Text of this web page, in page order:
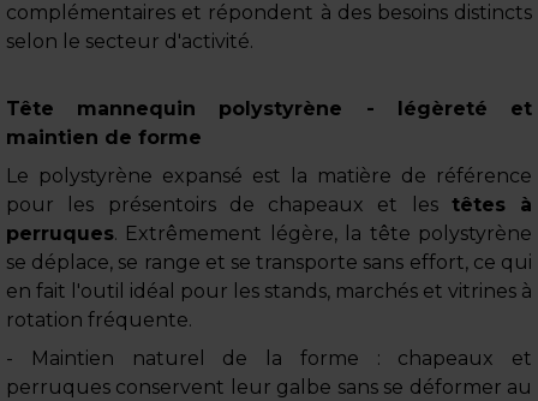
complémentaires et répondent à des besoins distincts
selon le secteur d'activité.
Tête mannequin polystyrène - légèreté et
maintien de forme
Le polystyrène expansé est la matière de référence
pour les présentoirs de chapeaux et les têtes à
perruques. Extrêmement légère, la tête polystyrène
se déplace, se range et se transporte sans effort, ce qui
en fait l'outil idéal pour les stands, marchés et vitrines à
rotation fréquente.
- Maintien naturel de la forme : chapeaux et
perruques conservent leur galbe sans se déformer au